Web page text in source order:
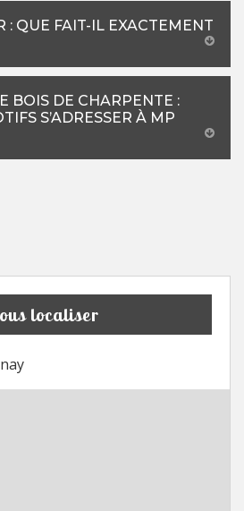
: QUE FAIT-IL EXACTEMENT
BOIS DE CHARPENTE :
S’ADRESSER À MP
localiser